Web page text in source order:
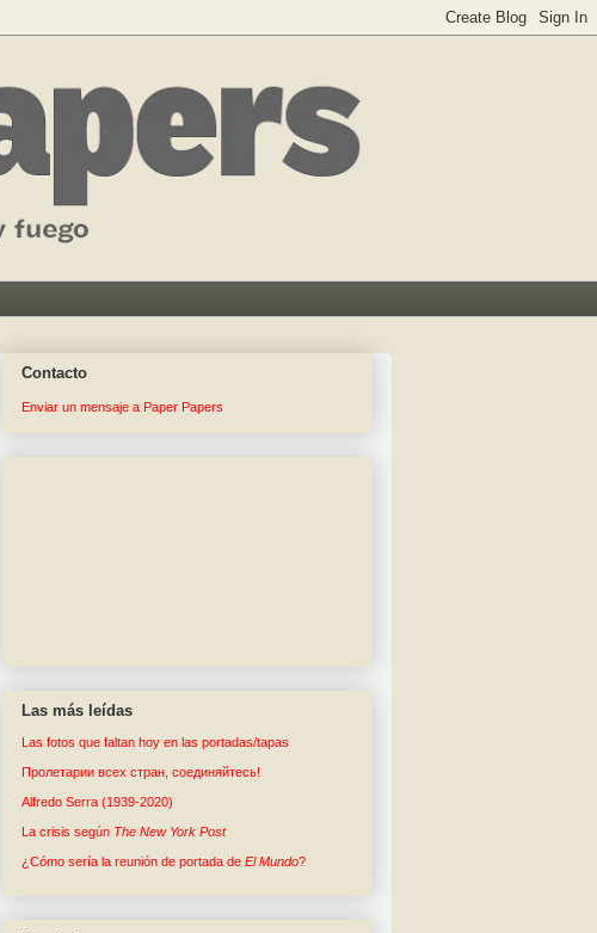
Contacto
Enviar un mensaje a Paper Papers
Las más leídas
Las fotos que faltan hoy en las portadas/tapas
Пролетарии всех стран, соединяйтесь!
Alfredo Serra (1939-2020)
La crisis según The New York Post
¿Cómo sería la reunión de portada de El Mundo?